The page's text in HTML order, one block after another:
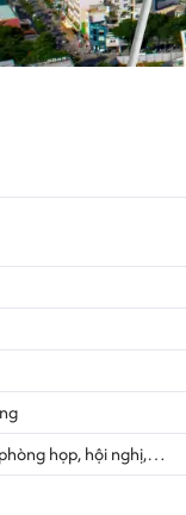
họp, hội nghị,…